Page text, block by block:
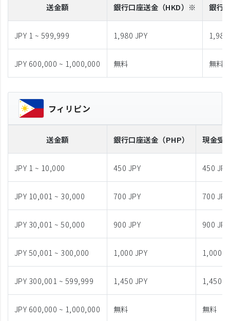
送金額 銀行口座送金 （HKD）※ 銀行
JPY 1 ~ 599,999 1,980 JPY 1,980
JPY 600,000 ~ 1,000,000 無料 無料
フィリピン
送金額 銀行口座送金 （PHP） 現金受
JPY 1 ~ 10,000 450 JPY 450 JPY
JPY 10,001 ~ 30,000 700 JPY 700 JPY
JPY 30,001 ~ 50,000 900 JPY 900 JPY
JPY 50,001 ~ 300,000 1,000 JPY 1,000
JPY 300,001 ~ 599,999 1,450 JPY 1,450
JPY 600,000 ~ 1,000,000 無料 無料